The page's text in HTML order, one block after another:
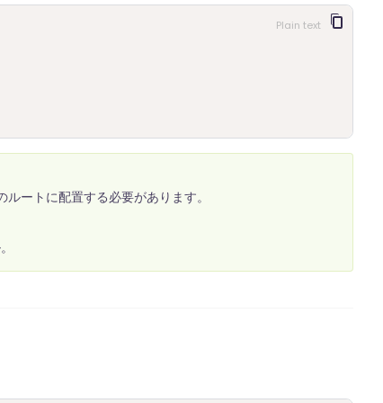
Plain text
ートに配置する必要があります。